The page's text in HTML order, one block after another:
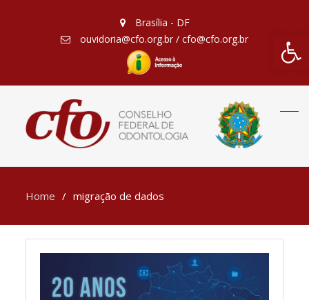
Barra
Brasília - DF
ouvidoria@cfo.org.br / cfo@cfo.org.br
Home migração de dados